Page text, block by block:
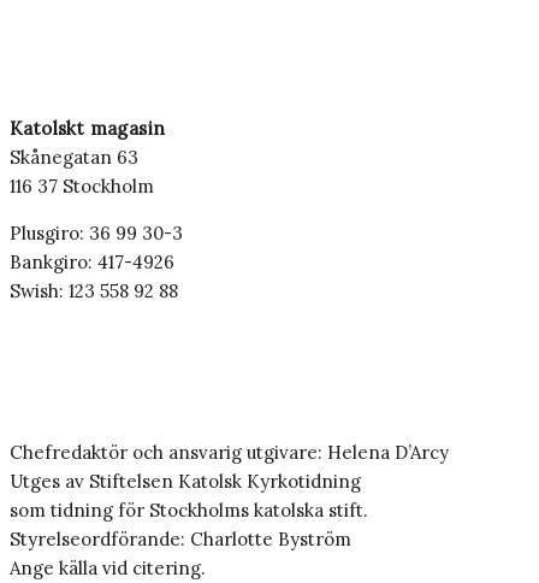
Katolskt magasin
Skånegatan 63
116 37 Stockholm
Plusgiro: 36 99 30-3
Bankgiro: 417-4926
Swish: 123 558 92 88
Chefredaktör och ansvarig utgivare: Helena D’Arcy
Utges av Stiftelsen Katolsk Kyrkotidning
som tidning för Stockholms katolska stift.
Styrelseordförande: Charlotte Byström
Ange källa vid citering.